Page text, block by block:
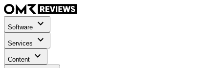
Software
Services
Content